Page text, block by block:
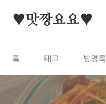
♥맛짱요요♥
홈 태그 방명록